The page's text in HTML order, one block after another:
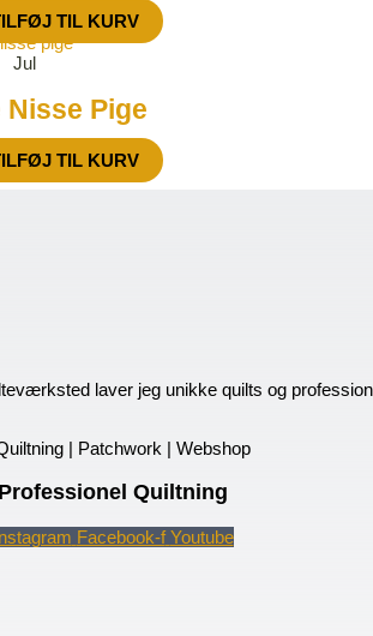
TIL KURV
Jul
Nisse Pige
TIL KURV
laver jeg unikke quilts og
Professionel Quiltning
Facebook-f Youtube